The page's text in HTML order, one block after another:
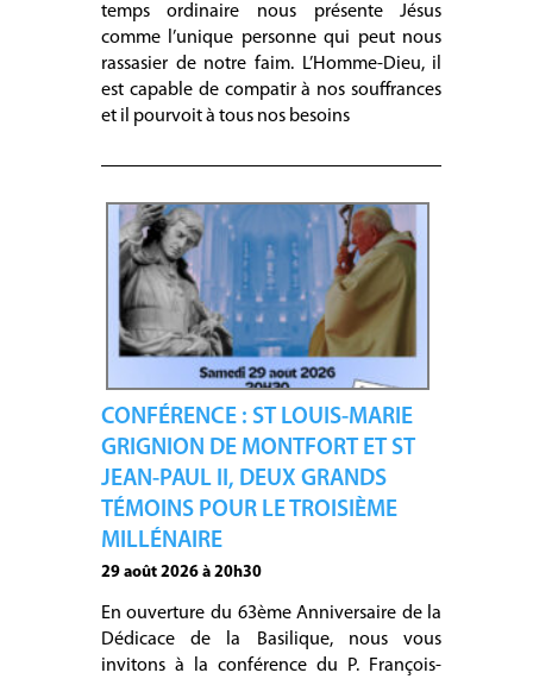
temps ordinaire nous présente Jésus
comme l’unique personne qui peut nous
rassasier de notre faim. L’Homme-Dieu, il
est capable de compatir à nos souffrances
et il pourvoit à tous nos besoins
CONFÉRENCE : ST LOUIS-MARIE
GRIGNION DE MONTFORT ET ST
JEAN-PAUL II, DEUX GRANDS
TÉMOINS POUR LE TROISIÈME
MILLÉNAIRE
29 août 2026 à 20h30
En ouverture du 63ème Anniversaire de la
Dédicace de la Basilique, nous vous
invitons à la conférence du P. François-